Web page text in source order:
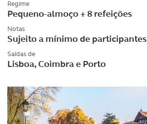
Regime
Pequeno-almoço + 8 refeições
Notas
Sujeito a mínimo de participantes
Saídas de
Lisboa, Coimbra e Porto